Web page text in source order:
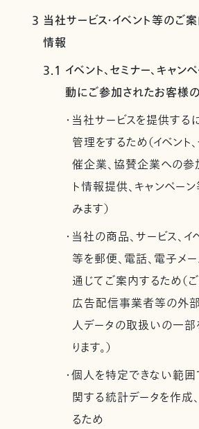
3 当社サービス・イベント等のご
情報
3.1 イベント、セミナー、キャ
動にご参加されたお客様
・当社サービスを提供する
管理をするため（イベント
催企業、協賛企業への参
ト情報提供、キャンペー
みます）
・当社の商品、サービス、
等を郵便、電話、電子メ
通じてご案内するため（
広告配信事業者等の外
人データの取扱いの一
ります。）
・個人を特定できない範
関する統計データを作成
るため